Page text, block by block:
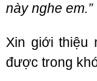
này nghe em.”
Xin giới thiệu
được trong